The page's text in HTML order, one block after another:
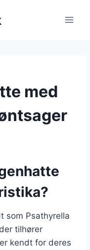
med
som Psathyrella
tilhører
kendt for deres